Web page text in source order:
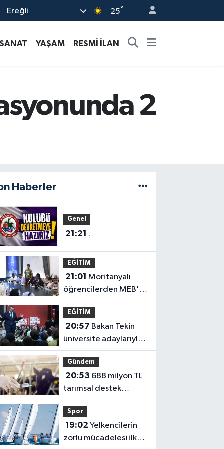
Ereğli 25°
YAŞAM RESMİ İLAN
2
Haberler
Genel
21:21 .
EĞİTİM
21:01 Moritanyalı
öğrencilerden MEB'e
ziyaret
EĞİTİM
20:57
üniversite adaylarıyla
tecrübe paylaştı
Gündem
20:53
tarımsal destek
hesaplarda
Spor
19:02 Yelkencilerin
zorlu mücadelesi ilk